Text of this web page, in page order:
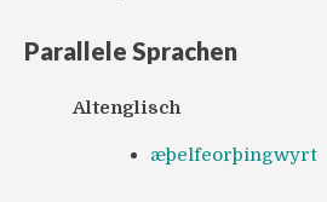
Parallele Sprachen
Altenglisch
æþelfeorþingwyrt